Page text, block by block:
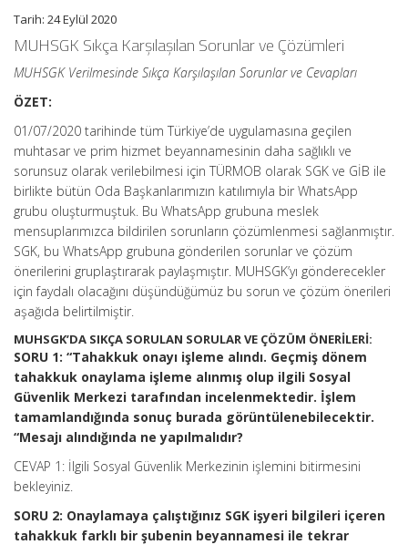
Tarih: 24 Eylül 2020
MUHSGK Sıkça Karşılaşılan Sorunlar ve Çözümleri
MUHSGK Verilmesinde Sıkça Karşılaşılan Sorunlar ve Cevapları
ÖZET:
01/07/2020 tarihinde tüm Türkiye’de uygulamasına geçilen
muhtasar ve prim hizmet beyannamesinin daha sağlıklı ve
sorunsuz olarak verilebilmesi için TÜRMOB olarak SGK ve GİB ile
birlikte bütün Oda Başkanlarımızın katılımıyla bir WhatsApp
grubu oluşturmuştuk. Bu WhatsApp grubuna meslek
mensuplarımızca bildirilen sorunların çözümlenmesi sağlanmıştır.
SGK, bu WhatsApp grubuna gönderilen sorunlar ve çözüm
önerilerini gruplaştırarak paylaşmıştır. MUHSGK’yı gönderecekler
için faydalı olacağını düşündüğümüz bu sorun ve çözüm önerileri
aşağıda belirtilmiştir.
MUHSGK’DA SIKÇA SORULAN SORULAR VE ÇÖZÜM ÖNERİLERİ:
SORU 1: “Tahakkuk onayı işleme alındı. Geçmiş dönem
tahakkuk onaylama işleme alınmış olup ilgili Sosyal
Güvenlik Merkezi tarafından incelenmektedir. İşlem
tamamlandığında sonuç burada görüntülenebilecektir.
“Mesajı alındığında ne yapılmalıdır?
CEVAP 1: İlgili Sosyal Güvenlik Merkezinin işlemini bitirmesini
bekleyiniz.
SORU 2: Onaylamaya çalıştığınız SGK işyeri bilgileri içeren
tahakkuk farklı bir şubenin beyannamesi ile tekrar